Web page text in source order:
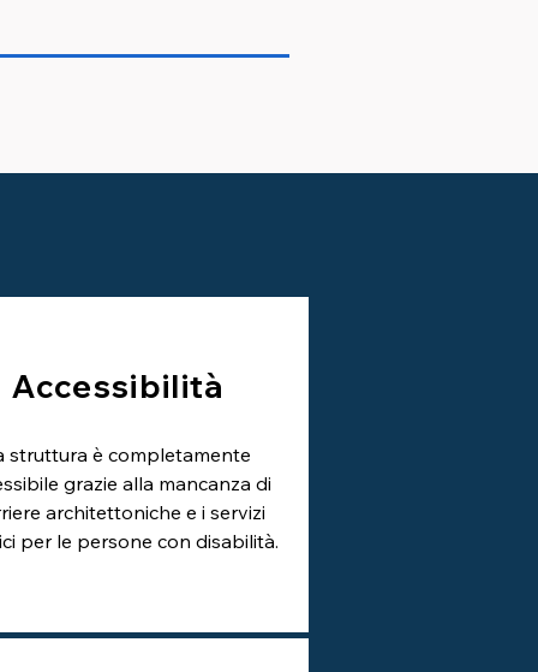
Accessibilità
struttura è completamente
grazie alla mancanza di
architettoniche e i servizi
per le persone con disabilità.